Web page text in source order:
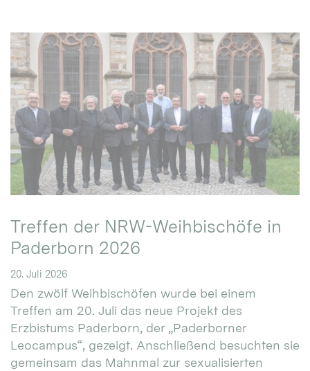
Treffen der NRW-Weihbischöfe in
Paderborn 2026
20. Juli 2026
Den zwölf Weihbischöfen wurde bei einem
Treffen am 20. Juli das neue Projekt des
Erzbistums Paderborn, der „Paderborner
Leocampus“, gezeigt. Anschließend besuchten sie
gemeinsam das Mahnmal zur sexualisierten